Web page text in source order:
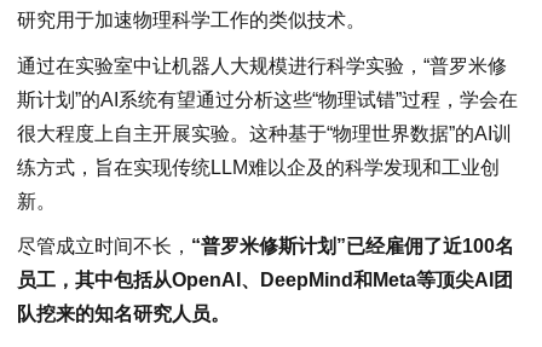
研究用于加速物理科学工作的类似技术。
通过在实验室中让机器人大规模进行科学实验，“普罗米修
斯计划”的AI系统有望通过分析这些“物理试错”过程，学会在
很大程度上自主开展实验。这种基于“物理世界数据”的AI训
练方式，旨在实现传统LLM难以企及的科学发现和工业创
新。
尽管成立时间不长， “普罗米修斯计划”已经雇佣了近100名
员工，其中包括从OpenAI、DeepMind和Meta等顶尖AI团
队挖来的知名研究人员。